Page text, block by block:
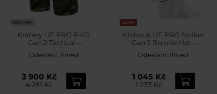
NOVINKY
Kraťasy UF PRO P-40
Gen.2 Tactical -
Woodland
Odeslání: Ihned
3 900 Kč
4 281 Kč
LETNÍ
Klobouk UF PRO Striker
Gen.3 Boonie Hat -
MultiCam
Odeslání: Ihned
1 045 Kč
1 237 Kč